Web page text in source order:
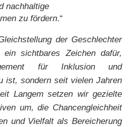
nachhaltige
zu fördern.“
der Geschlechter
sichtbares Zeichen dafür,
für Inklusion und
ist, sondern seit vielen Jahren
Langem setzen wir gezielte
um, die Chancengleichheit
und Vielfalt als Bereicherung